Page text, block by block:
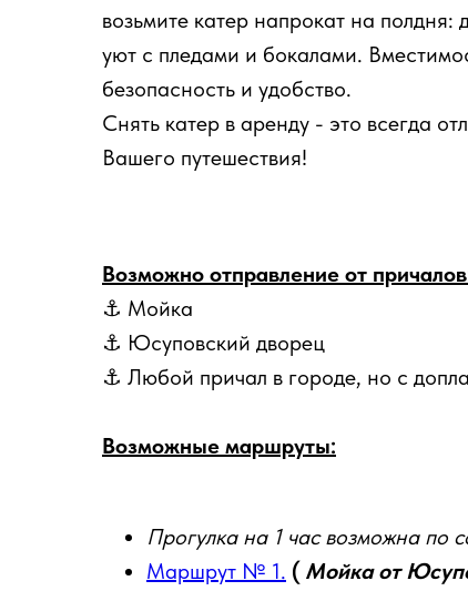
возьмите катер напрокат на полдня:
уют с пледами и бокалами.
безопасность и удобство.
Снять катер в аренду - это всегда
Вашего путешествия!
Возможно отправление от
⚓ Мойка
⚓ Юсуповский дворец
⚓ Любой причал в городе, но с
Возможные маршруты:
Прогулка на 1 час возможна по
Маршрут № 1. ( Мойка от